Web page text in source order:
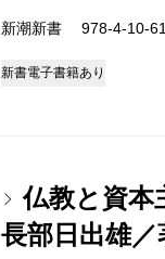
新潮新書 978-4-10-
新書電子書籍あり
仏教と資本
長部日出雄／